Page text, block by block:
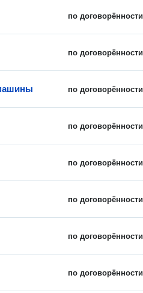
по договорённости
по договорённости
по договорённости
по договорённости
по договорённости
по договорённости
по договорённости
по договорённости